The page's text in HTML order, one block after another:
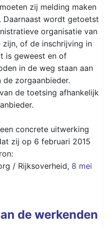
zij melding maken
wordt getoetst
organisatie van
of de inschrijving in
is geweest en of
in de weg staan aan
zorgaanbieder.
de toetsing afhankelijk
concrete uitwerking
zij op 6 februari 2015
/ Rijksoverheid, 8 mei
de werkenden